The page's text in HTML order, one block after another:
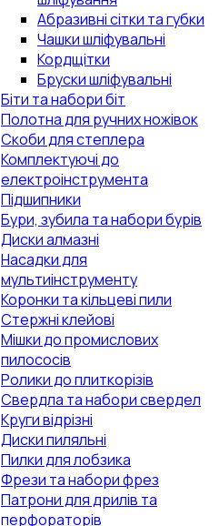
Абразивні сітки та губки
Чашки шліфувальні
Кордщітки
Бруски шліфувальні
Біти та набори біт
Полотна для ручних ножівок
Скоби для степлера
Комплектуючі до
електроінструмента
Підшипники
Бури, зубила та набори бурів
Диски алмазні
Насадки для
мультиінструменту
Коронки та кільцеві пили
Стержні клейові
Мішки до промислових
пилососів
Ролики до плиткорізів
Свердла та набори свердел
Круги відрізні
Диски пиляльні
Пилки для лобзика
Фрези та набори фрез
Патрони для дрилів та
перфораторів